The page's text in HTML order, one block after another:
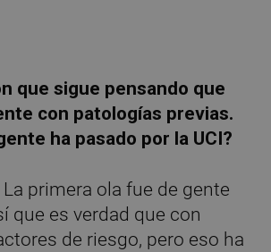
que sigue pensando que
con patologías previas.
ha pasado por la UCI?
primera ola fue de gente
que es verdad que con
de riesgo, pero eso ha